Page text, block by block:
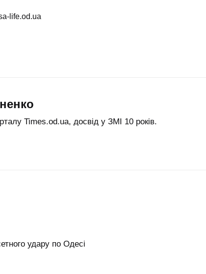
life.od.ua
Times.od.ua, досвід у ЗМІ 10 років.
удару по Одесі